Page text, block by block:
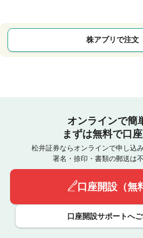
株アプリで注文
オンラインで簡
まずは無料で口
松井証券ならオンラインで申し込
署名・捺印・書類の郵送は不
口座開設（無
口座開設サポートへ